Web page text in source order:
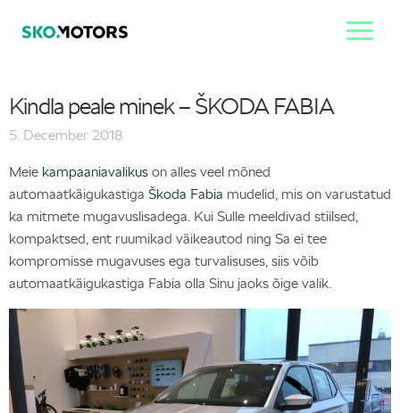
Kindla peale minek – ŠKODA FABIA
5. December 2018
Meie kampaaniavalikus on alles veel mõned
automaatkäigukastiga Škoda Fabia mudelid, mis on varustatud
ka mitmete mugavuslisadega. Kui Sulle meeldivad stiilsed,
kompaktsed, ent ruumikad väikeautod ning Sa ei tee
kompromisse mugavuses ega turvalisuses, siis võib
automaatkäigukastiga Fabia olla Sinu jaoks õige valik.